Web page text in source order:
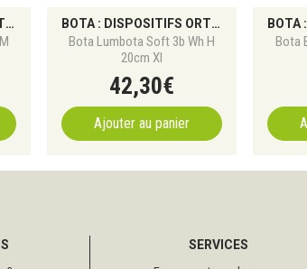
BOTA : DISPOSITIFS ORTHOPÉDIQUES ET SOUTIEN DU CORPS BOTA : DISPOSITIFS ORTHOPÉDIQUES ET SOUTIEN DU CORPS
Bota Lumbota Soft 3b Wh H
20cm Xl
42,30€
Ajouter au panier
Bota
SERVICES